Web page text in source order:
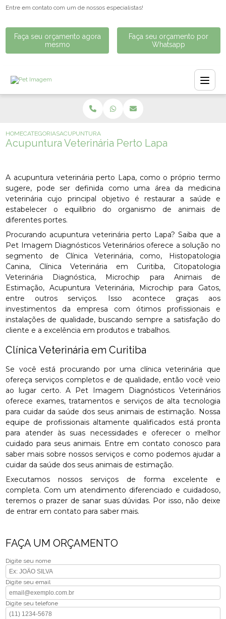
Entre em contato com um de nossos especialistas!
Faça seu orçamento agora
mesmo
Faça seu orçamento por
Whatsapp
HOMECATEGORIASACUPUNTURA VETERINÁRIA PERTO LAPA
Acupuntura Veterinária Perto Lapa
A acupuntura veterinária perto Lapa, como o próprio termo
sugere, pode ser definida como uma área da medicina
veterinária cujo principal objetivo é restaurar a saúde e
estabelecer o equilíbrio do organismo de animais de
diferentes portes.
Procurando acupuntura veterinária perto Lapa? Saiba que a
Pet Imagem Diagnósticos Veterinários oferece a solução no
segmento de Clínica Veterinária, como, Histopatologia
Canina, Clínica Veterinária em Curitiba, Citopatologia
Veterinária Diagnóstica, Microchip para Animais de
Estimação, Acupuntura Veterinária, Microchip para Gatos,
entre outros serviços. Isso acontece graças aos
investimentos da empresa com ótimos profissionais e
instalações de qualidade, buscando sempre a satisfação do
cliente e a excelência em produtos e trabalhos.
Clínica Veterinária em Curitiba
Se você está procurando por uma clínica veterinária que
ofereça serviços completos e de qualidade, então você veio
ao lugar certo. A Pet Imagem Diagnósticos Veterinários
oferece exames, tratamentos e serviços de alta tecnologia
para cuidar da saúde dos seus animais de estimação. Nossa
equipe de profissionais altamente qualificados está pronta
para atender às suas necessidades e oferecer o melhor
cuidado para seus animais. Entre em contato conosco para
saber mais sobre nossos serviços e como podemos ajudar a
cuidar da saúde dos seus animais de estimação.
Executamos nossos serviços de forma excelente e
completa. Com um atendimento diferenciado e cuidadoso,
teremos o prazer de sanar suas dúvidas. Por isso, não deixe
de entrar em contato para saber mais.
FAÇA UM ORÇAMENTO
Digite seu nome
Digite seu email
Digite seu telefone